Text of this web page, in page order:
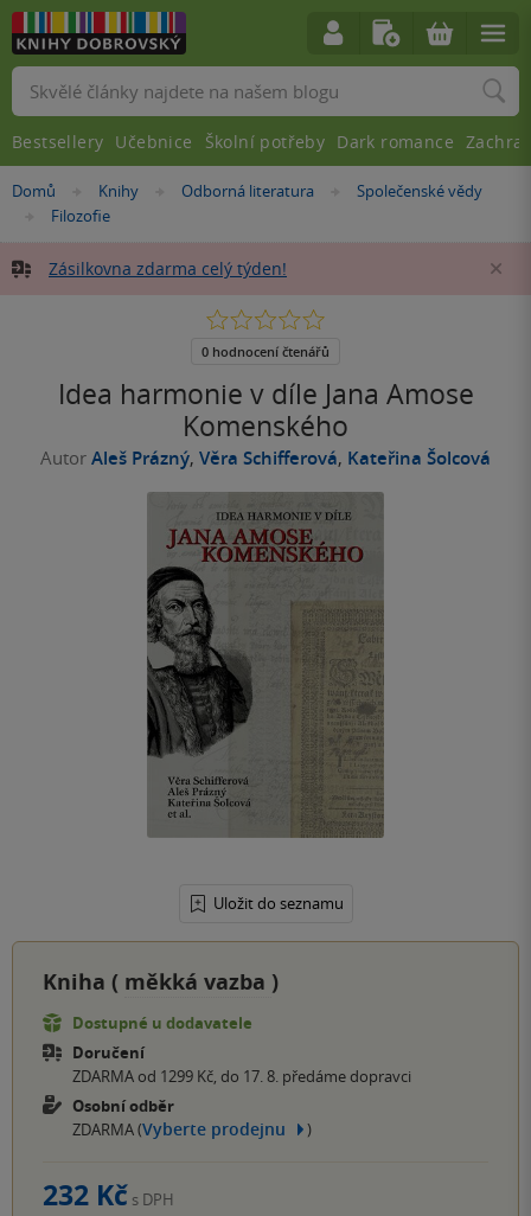
Nacházíte
Domů »Knihy »
Odborná literatura »
Společenské vědy
»Filozofie
Zásilkovna zdarma celý týden!
Idea harmonie v díle Jana Amose
Komenského
Autor Aleš Prázný, Věra Schifferová, Kateřina Šolcová
Uložit do seznamu
0.0
5
0 hodnocení čtenářů
Kniha ( měkká vazba )
Dostupné u dodavatele
Doručení
ZDARMA od 1299 Kč, do 17. 8. předáme dopravci
Osobní odběr
ZDARMA (Vyberte prodejnu )
232 Kč s DPH
Vyhledávání
Bestsellery Učebnice Školní potřeby Dark romance